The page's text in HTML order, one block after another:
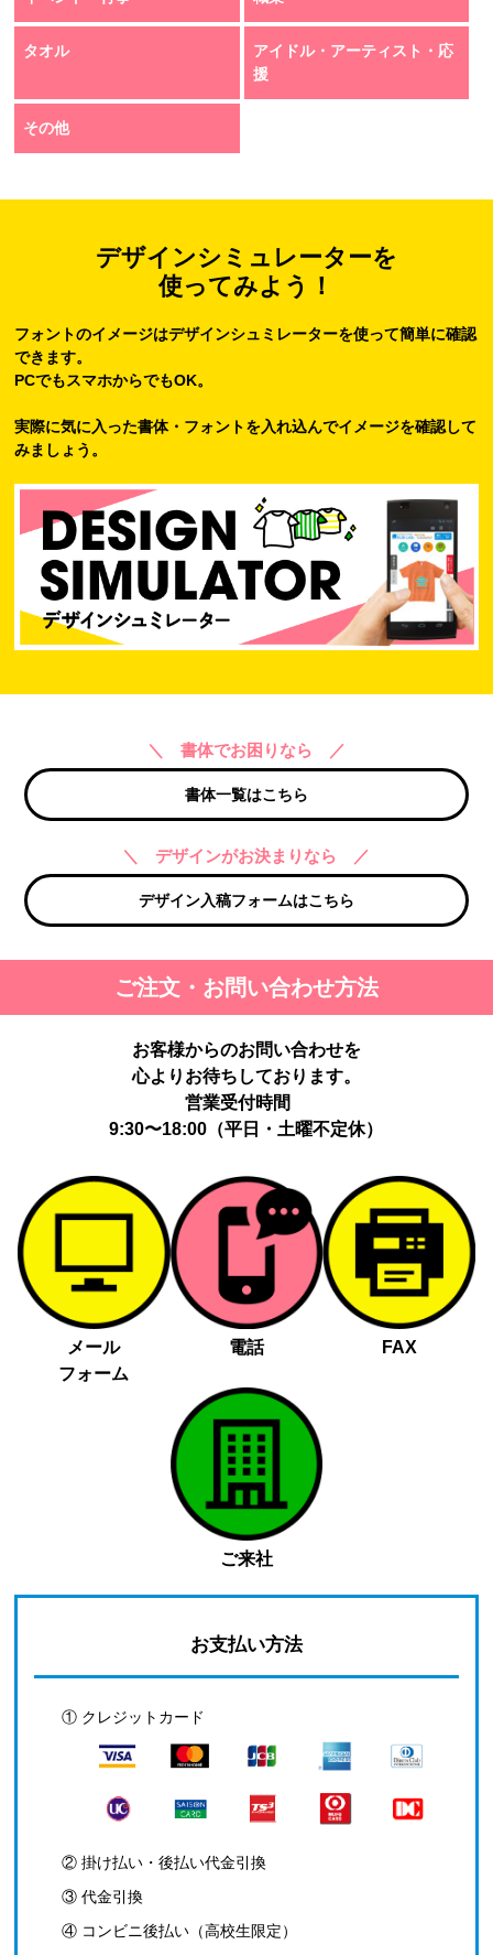
タオル
アイドル・アーティスト・応
援
その他
デザインシミュレーターを
使ってみよう！
フォントのイメージはデザインシュミレーターを使って簡単に確認
できます。
PCでもスマホからでもOK。
実際に気に入った書体・フォントを入れ込んでイメージを確認して
みましょう。
＼ 書体でお困りなら ／
書体一覧はこちら
＼ デザインがお決まりなら ／
デザイン入稿フォームはこちら
ご注文・お問い合わせ方法
お客様からのお問い合わせを
心よりお待ちしております。
営業受付時間
9:30〜18:00（平日・土曜不定休）
メール
フォーム
電話 FAX
ご来社
お支払い方法
① クレジットカード
② 掛け払い・後払い代金引換
③ 代金引換
④ コンビニ後払い（高校生限定）